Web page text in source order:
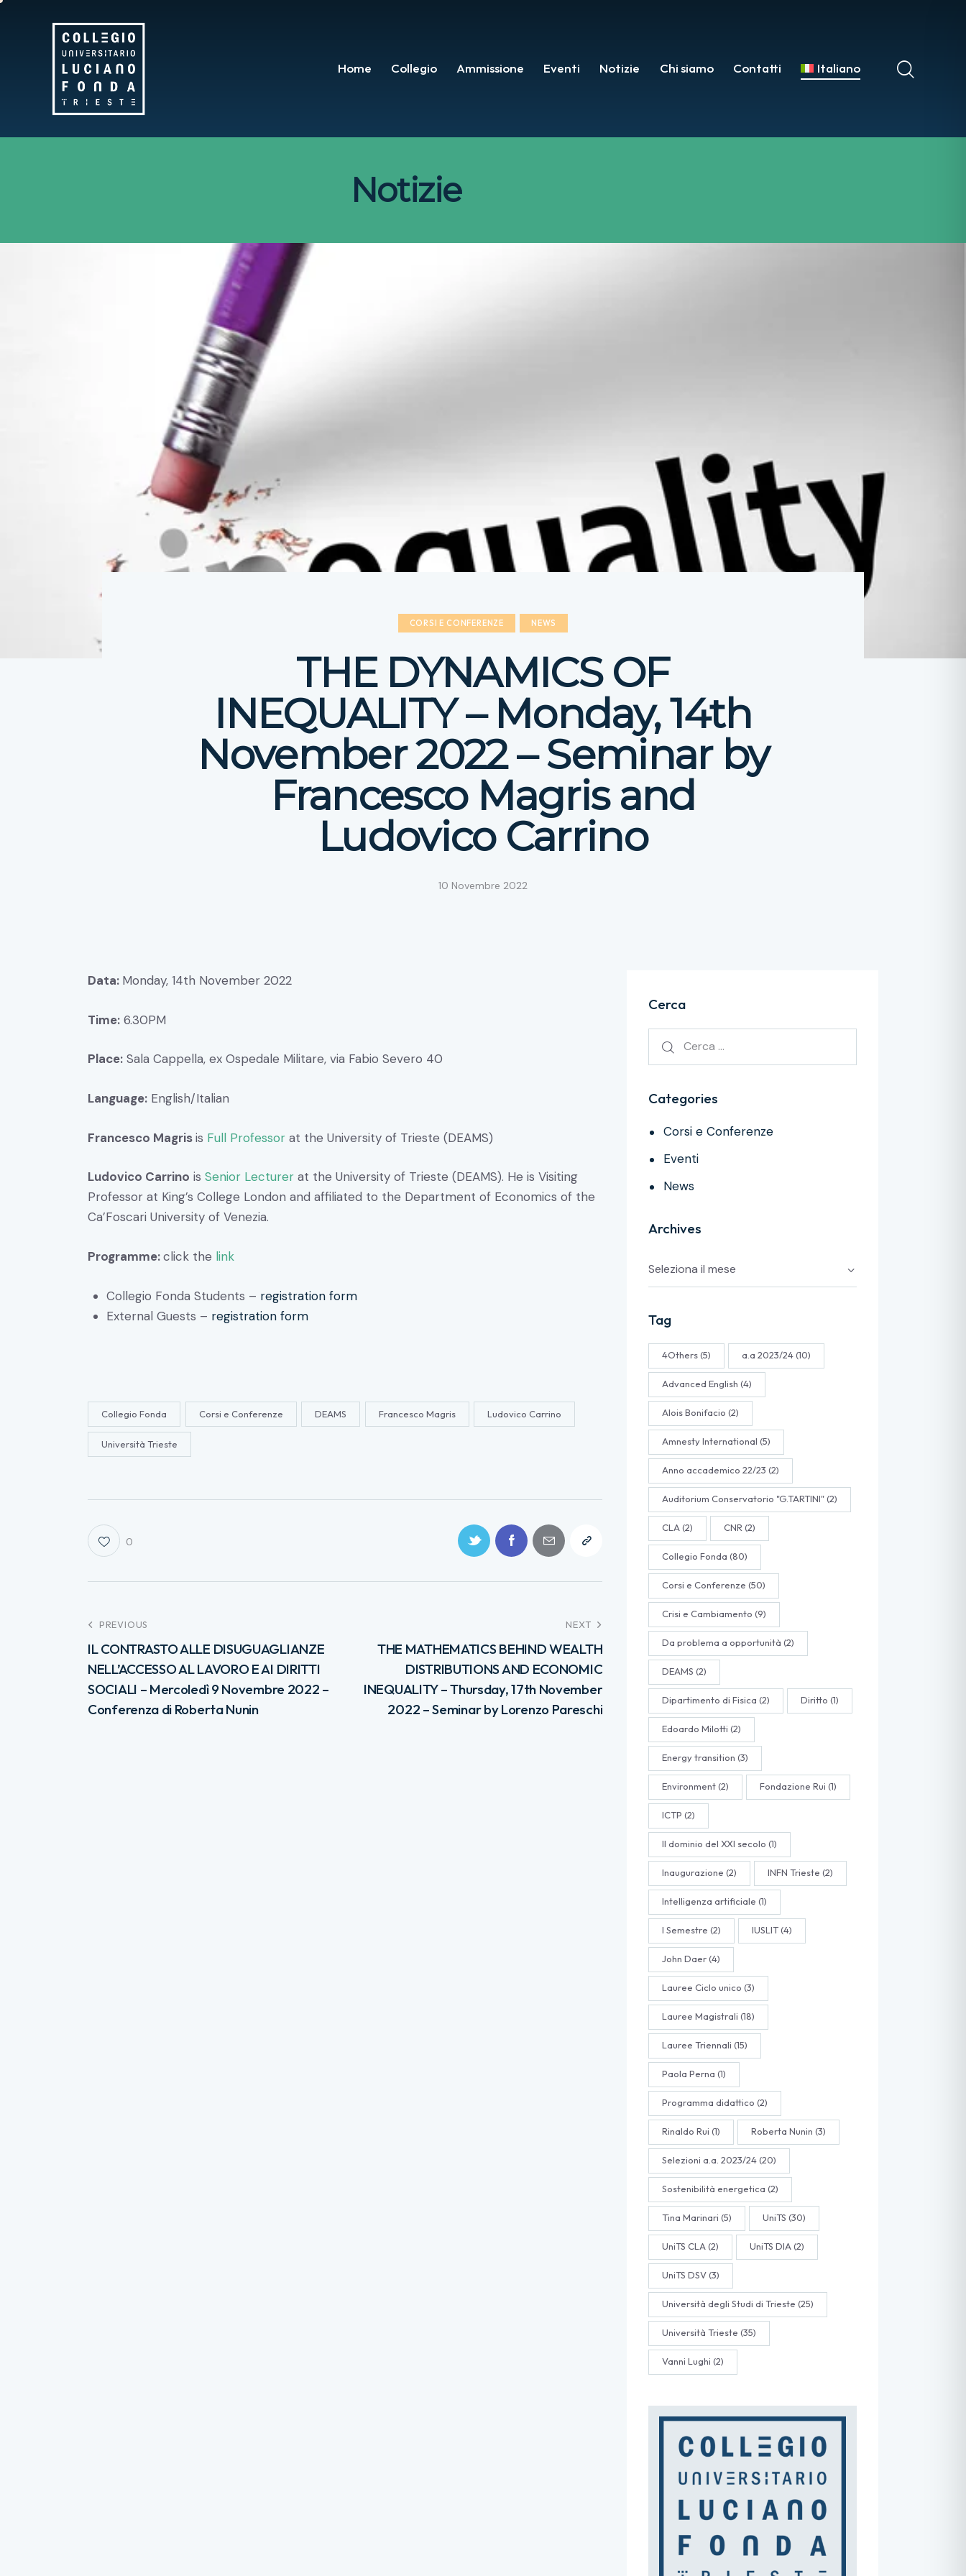
Home Collegio Ammissione Eventi Notizie Chi siamo Contatti Italiano
Notizie
CORSI E CONFERENZE NEWS
THE DYNAMICS OF
INEQUALITY – Monday, 14th
November 2022 – Seminar by
Francesco Magris and
Ludovico Carrino
10 Novembre 2022
Data: Monday, 14th November 2022
Time: 6.30PM
Place: Sala Cappella, ex Ospedale Militare, via Fabio Severo 40
Language: English/Italian
Francesco Magrisis Full Professor at the University of Trieste (DEAMS)
Ludovico Carrino is Senior Lecturer at the University of Trieste (DEAMS). He is Visiting
Professor at King’s College London and affiliated to the Department of Economics of the
Ca’Foscari University of Venezia.
Programme:click the link
Collegio Fonda Students – registration form
External Guests – registration form
Collegio Fonda Corsi e Conferenze DEAMS Francesco Magris Ludovico Carrino
Università Trieste
0
PREVIOUS
IL CONTRASTO ALLE DISUGUAGLIANZE
NELL’ACCESSO AL LAVORO E AI DIRITTI
SOCIALI – Mercoledì 9 Novembre 2022 –
Conferenza di Roberta Nunin
NEXT
THE MATHEMATICS BEHIND WEALTH
DISTRIBUTIONS AND ECONOMIC
INEQUALITY – Thursday, 17th November
2022 – Seminar by Lorenzo Pareschi
Cerca
Categories
Corsi e Conferenze
Eventi
News
Archives
Tag
4Others(5) a.a 2023/24(10)
Advanced English (4)
Alois Bonifacio (2)
Amnesty International (5)
Anno accademico 22/23 (2)
Auditorium Conservatorio "G.TARTINI"(2)
CLA(2) CNR(2)
Collegio Fonda (80)
Corsi e Conferenze (50)
Crisi e Cambiamento (9)
Da problema a opportunità (2)
DEAMS (2)
Dipartimento di Fisica (2) Diritto (1)
Edoardo Milotti (2)
Energy transition (3)
Environment(2) Fondazione Rui (1)
ICTP (2)
Il dominio del XXI secolo (1)
Inaugurazione (2) INFN Trieste (2)
Intelligenza artificiale (1)
I Semestre (2) IUSLIT(4)
John Daer(4)
Lauree Ciclo unico (3)
Lauree Magistrali (18)
Lauree Triennali (15)
Paola Perna (1)
Programma didattico (2)
Rinaldo Rui (1) Roberta Nunin (3)
Selezioni a.a. 2023/24(20)
Sostenibilità energetica (2)
Tina Marinari (5) UniTS (30)
UniTS CLA(2) UniTS DIA(2)
UniTS DSV(3)
Università degli Studi di Trieste (25)
Università Trieste (35)
Vanni Lughi (2)